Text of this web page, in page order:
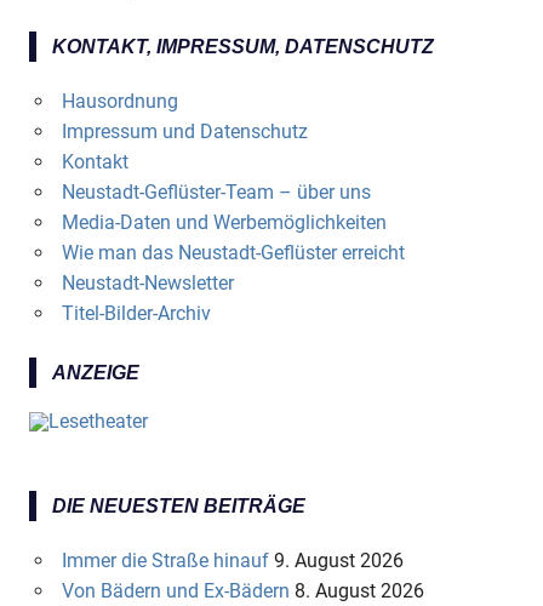
KONTAKT, IMPRESSUM, DATENSCHUTZ
Hausordnung
Impressum und Datenschutz
Kontakt
Neustadt-Geflüster-Team – über uns
Media-Daten und Werbemöglichkeiten
Wie man das Neustadt-Geflüster erreicht
Neustadt-Newsletter
Titel-Bilder-Archiv
ANZEIGE
DIE NEUESTEN BEITRÄGE
Immer die Straße hinauf 9. August 2026
Von Bädern und Ex-Bädern 8. August 2026